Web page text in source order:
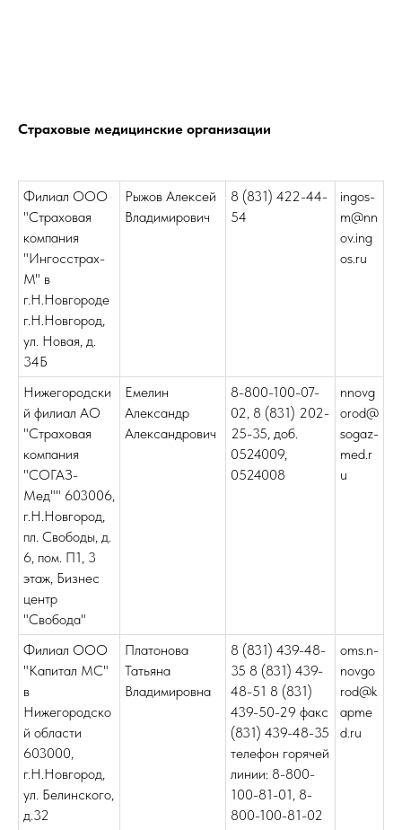
Страховые медицинские организации
Филиал ООО
"Страховая
компания
"Ингосстрах-
М" в
г.Н.Новгороде
г.Н.Новгород,
ул. Новая, д.
34Б
Рыжов Алексей
Владимирович
8 (831) 422-44-
54
ingos-
m@nn
ov.ing
os.ru
Нижегородски
й филиал АО
"Страховая
компания
"СОГАЗ-
Мед"" 603006,
г.Н.Новгород,
пл. Свободы, д.
6, пом. П1, 3
этаж, Бизнес
центр
"Свобода"
Емелин
Александр
Александрович
8-800-100-07-
02, 8 (831) 202-
25-35, доб.
0524009,
0524008
nnovg
orod@
sogaz-
med.r
u
Филиал ООО
"Капитал МС"
в
Нижегородско
й области
603000,
г.Н.Новгород,
ул. Белинского,
д.32
Платонова
Татьяна
Владимировна
8 (831) 439-48-
35 8 (831) 439-
48-51 8 (831)
439-50-29 факс
(831) 439-48-35
телефон горячей
линии: 8-800-
100-81-01, 8-
800-100-81-02
oms.n-
novgo
rod@k
apme
d.ru